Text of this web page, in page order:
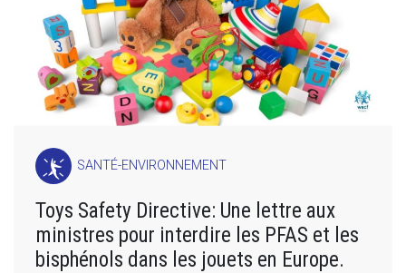
SANTÉ-ENVIRONNEMENT
Toys Safety Directive: Une lettre aux
ministres pour interdire les PFAS et les
bisphénols dans les jouets en Europe.